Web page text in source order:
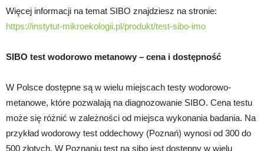
Więcej informacji na temat SIBO znajdziesz na stronie:
https://instytut-mikroekologii.pl/produkt/test-sibo-imo
SIBO test wodorowo metanowy – cenai dostępność
W Polsce dostępne są w wielu miejscach testy wodorowo-
metanowe, które pozwalają na diagnozowanie SIBO. Cena testu
może się różnić w zależności od miejsca wykonania badania. Na
przykład wodorowy test oddechowy (Poznań) wynosi od 300 do
500 złotych. W Poznaniu test na sibo jest dostępny w wielu